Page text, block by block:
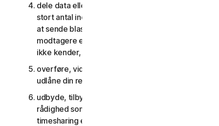
dele data eller andet indhold med et urimeligt
stort antal individer, herunder uden begrænsning
at sende blast-kommunikation til et stort antal
modtagere eller dele indhold med personer, du
ikke kender, eller som ikke kender dig
overføre, viderelicensere, leje, lease og/eller
udlåne din ret til at bruge tjenesterne
udbyde, tilbyde eller stille tjenesterne til
rådighed som del af en aftale om anlægsstyring,
timesharing eller som en del af en aftale med en